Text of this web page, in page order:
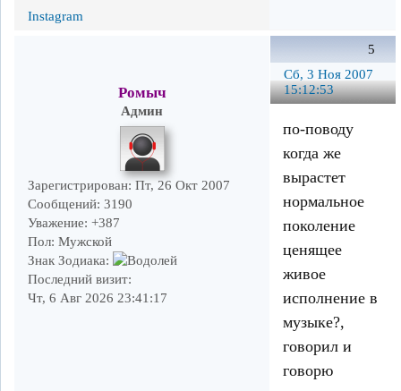
Instagram
5
Сб, 3 Ноя 2007
15:12:53
Ромыч
Админ
Зарегистрирован: Пт, 26 Окт 2007
Сообщений: 3190
Уважение: +387
Пол: Мужской
Знак Зодиака:
Последний визит:
Чт, 6 Авг 2026 23:41:17
по-поводу
когда же
вырастет
нормальное
поколение
ценящее
живое
исполнение в
музыке?,
говорил и
говорю